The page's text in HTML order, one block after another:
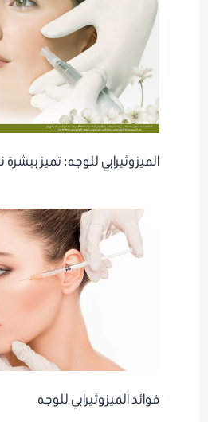
الميزوثيرابي للوجه: تميز
فوائد الميزوثيرابي للوجه